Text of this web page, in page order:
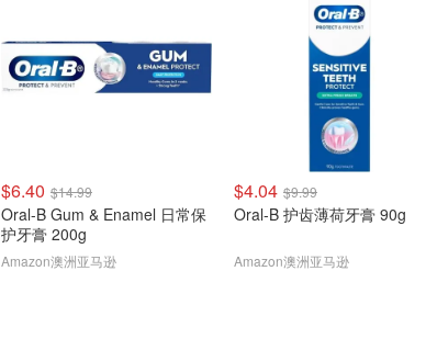
$6.40 $14.99
Oral-B Gum & Enamel 日常保
护牙膏 200g
Amazon澳洲亚马逊
$4.04 $9.99
Oral-B 护齿薄荷牙膏 90g
Amazon澳洲亚马逊